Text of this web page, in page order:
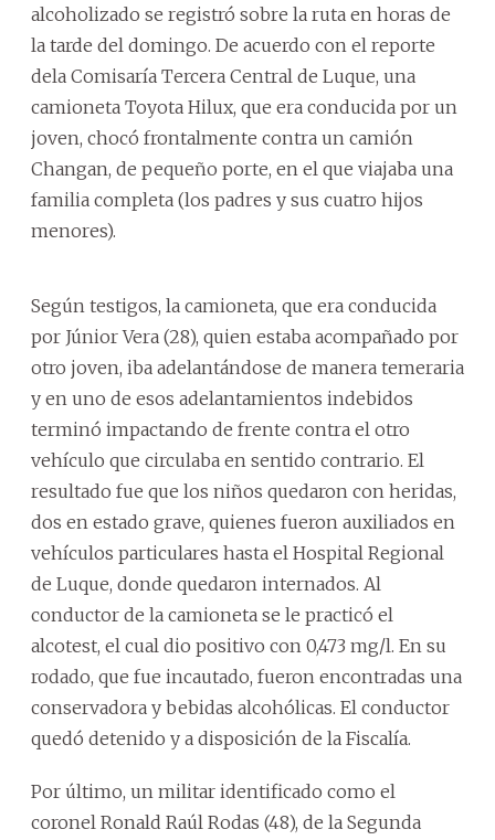
alcoholizado se registró sobre la ruta en horas de
la tarde del domingo. De acuerdo con el reporte
dela Comisaría Tercera Central de Luque, una
camioneta Toyota Hilux, que era conducida por un
joven, chocó frontalmente contra un camión
Changan, de pequeño porte, en el que viajaba una
familia completa (los padres y sus cuatro hijos
menores).
Según testigos, la camioneta, que era conducida
por Júnior Vera (28), quien estaba acompañado por
otro joven, iba adelantándose de manera temeraria
y en uno de esos adelantamientos indebidos
terminó impactando de frente contra el otro
vehículo que circulaba en sentido contrario. El
resultado fue que los niños quedaron con heridas,
dos en estado grave, quienes fueron auxiliados en
vehículos particulares hasta el Hospital Regional
de Luque, donde quedaron internados. Al
conductor de la camioneta se le practicó el
alcotest, el cual dio positivo con 0,473 mg/l. En su
rodado, que fue incautado, fueron encontradas una
conservadora y bebidas alcohólicas. El conductor
quedó detenido y a disposición de la Fiscalía.
Por último, un militar identificado como el
coronel Ronald Raúl Rodas (48), de la Segunda